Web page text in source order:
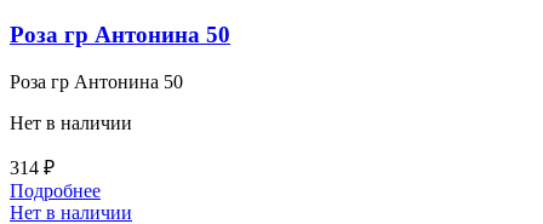
Роза гр Антонина 50
Роза гр Антонина 50
Нет в наличии
314 ₽
Подробнее
Нет в наличии